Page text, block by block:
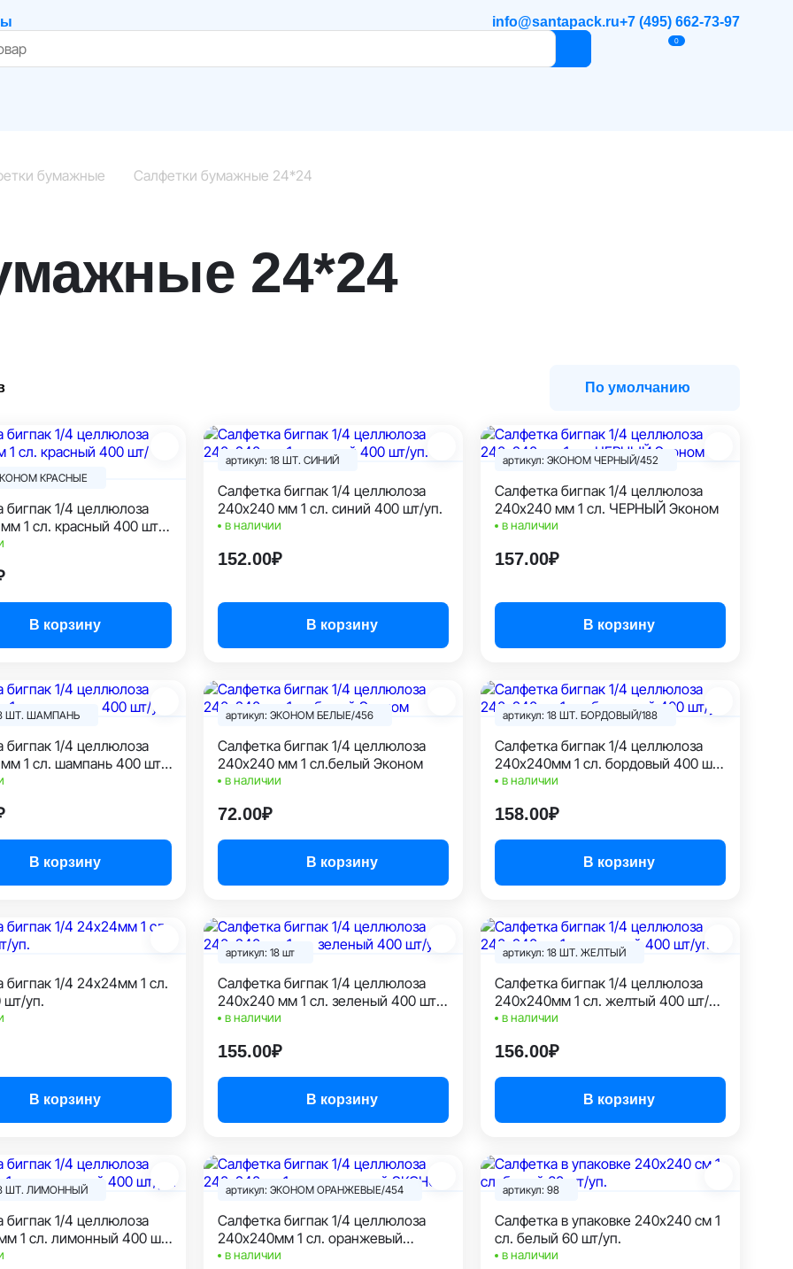
info@santapack.ru+7 (495) 662-73-97
0
бумажные Салфетки бумажные 24*24
24*24
По умолчанию
КРАСНЫЕ
4 целлюлоза
1 сл. красный 400 шт/
В корзину
артикул: 18 ШТ. СИНИЙ
Салфетка бигпак 1/4 целлюлоза
240х240 мм 1 сл. синий 400 шт/уп.
в наличии
152.00₽
В корзину
артикул: ЭКОНОМ ЧЕРНЫЙ/452
Салфетка бигпак 1/4 целлюлоза
240х240 мм 1 сл. ЧЕРНЫЙ Эконом
в наличии
157.00₽
В корзину
ШТ. ШАМПАНЬ
4 целлюлоза
1 сл. шампань 400 шт/
В корзину
артикул: ЭКОНОМ БЕЛЫЕ/456
Салфетка бигпак 1/4 целлюлоза
240х240 мм 1 сл.белый Эконом
в наличии
72.00₽
В корзину
артикул: 18 ШТ. БОРДОВЫЙ/188
Салфетка бигпак 1/4 целлюлоза
240х240мм 1 сл. бордовый 400 шт/
уп.
в наличии
158.00₽
В корзину
бигпак 1/4 24х24мм 1 сл.
шт/уп.
В корзину
артикул: 18 шт
Салфетка бигпак 1/4 целлюлоза
240х240 мм 1 сл. зеленый 400 шт/
уп.
в наличии
155.00₽
В корзину
артикул: 18 ШТ. ЖЕЛТЫЙ
Салфетка бигпак 1/4 целлюлоза
240х240мм 1 сл. желтый 400 шт/
уп.
в наличии
156.00₽
В корзину
ШТ. ЛИМОННЫЙ
бигпак 1/4 целлюлоза
1 сл. лимонный 400 шт/
артикул: ЭКОНОМ ОРАНЖЕВЫЕ/454
Салфетка бигпак 1/4 целлюлоза
240х240мм 1 сл. оранжевый
ЭКОНОМ
в наличии
артикул: 98
Салфетка в упаковке 240х240 см 1
сл. белый 60 шт/уп.
в наличии